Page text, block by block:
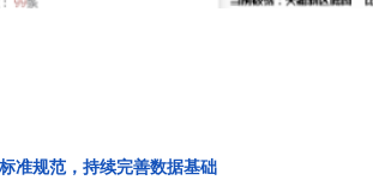
准规范，持续完善数据基础